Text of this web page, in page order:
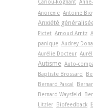
Cariou-Rognant
Anorexie Antoine
Anxiété
Pictet Arnoud Arntz
panique Audrey
Aurélie Docteur
Autisme Auto-
Baptiste Brossard
Bernard Pascal
Bernard Waysfeld
Litzler
Biofeedback